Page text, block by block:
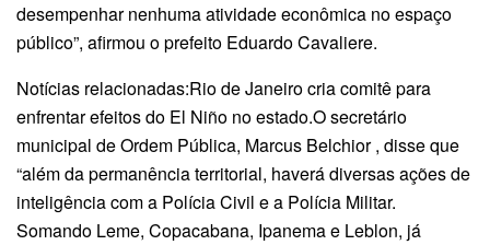
desempenhar nenhuma atividade econômica no espaço
público”, afirmou o prefeito Eduardo Cavaliere.
Notícias relacionadas:Rio de Janeiro cria comitê para
enfrentar efeitos do El Niño no estado.O secretário
municipal de Ordem Pública, Marcus Belchior , disse que
“além da permanência territorial, haverá diversas ações de
inteligência com a Polícia Civil e a Polícia Militar.
Somando Leme, Copacabana, Ipanema e Leblon, já